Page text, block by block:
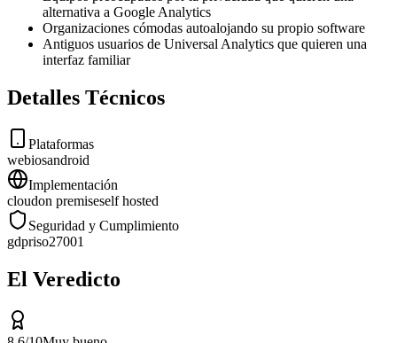
alternativa a Google Analytics
Organizaciones cómodas autoalojando su propio software
Antiguos usuarios de Universal Analytics que quieren una
interfaz familiar
Detalles Técnicos
Plataformas
webiosandroid
Implementación
cloudon premiseself hosted
Seguridad y Cumplimiento
gdpriso27001
El Veredicto